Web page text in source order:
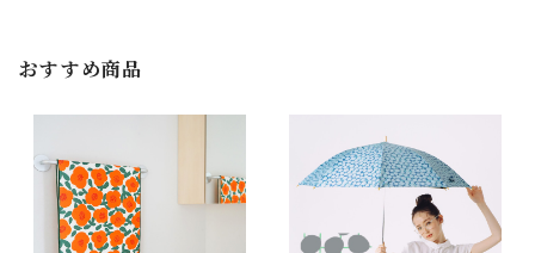
おすすめ商品